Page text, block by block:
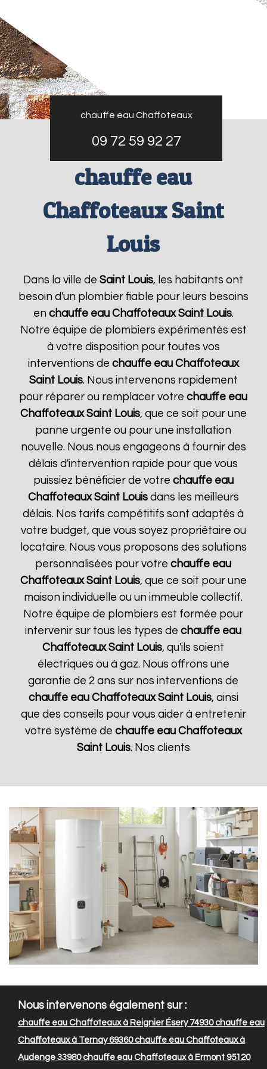
chauffe eau Chaffoteaux
09 72 59 92 27
chauffe eau
Chaffoteaux Saint
Louis
Dans la ville deSaint Louis, les habitants ont
besoin d'un plombier fiable pour leurs besoins
en chauffe eau Chaffoteaux Saint Louis.
Notre équipe de plombiers expérimentés est
à votre disposition pour toutes vos
interventions de chauffe eau Chaffoteaux
Saint Louis. Nous intervenons rapidement
pour réparer ou remplacer votrechauffe eau
Chaffoteaux Saint Louis, que ce soit pour une
panne urgente ou pour une installation
nouvelle. Nous nous engageons à fournir des
délais d'intervention rapide pour que vous
puissiez bénéficier de votre chauffe eau
Chaffoteaux Saint Louisdans les meilleurs
délais. Nos tarifs compétitifs sont adaptés à
votre budget, que vous soyez propriétaire ou
locataire. Nous vous proposons des solutions
personnalisées pour votrechauffe eau
Chaffoteaux Saint Louis, que ce soit pour une
maison individuelle ou un immeuble collectif.
Notre équipe de plombiers est formée pour
intervenir sur tous les types dechauffe eau
Chaffoteaux Saint Louis, qu'ils soient
électriques ou à gaz. Nous offrons une
garantie de 2 ans sur nos interventions de
chauffe eau Chaffoteaux Saint Louis, ainsi
que des conseils pour vous aider à entretenir
votre système de chauffe eau Chaffoteaux
Saint Louis. Nos clients
Nous intervenons également sur :
chauffe eau Chaffoteaux à Reignier Ésery 74930chauffe eau
Chaffoteaux à Ternay 69360chauffe eau Chaffoteaux à
Audenge 33980chauffe eau Chaffoteaux à Ermont 95120